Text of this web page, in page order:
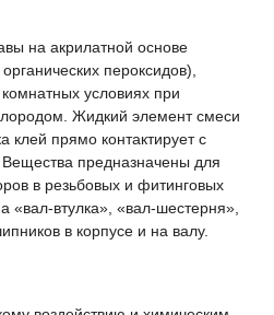
на акрилатной основе
пероксидов),
условиях при
Жидкий элемент смеси
клей прямо контактирует с
предназначены для
в резьбовых и фитинговых
«вал-втулка», «вал-шестерня»,
в корпусе и на валу.